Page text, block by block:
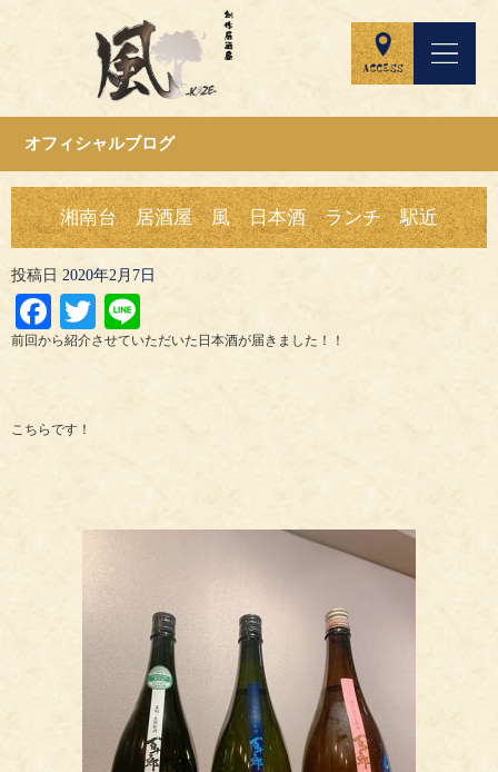
オフィシャルブログ
湘南台 居酒屋 風 日本酒 ランチ 駅近
投稿日 2020年2月7日
Facebook
Twitter
前回から紹介させていただいた日本酒が届きました！！
こちらです！